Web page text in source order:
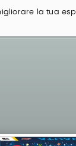
la tua